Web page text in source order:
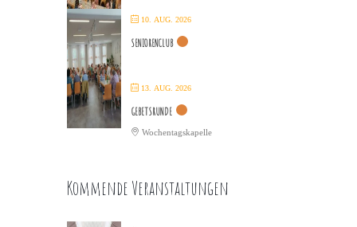
10. AUG. 2026
SENIORENCLUB
13. AUG. 2026
GEBETSRUNDE
Wochentagskapelle
Kommende Veranstaltungen